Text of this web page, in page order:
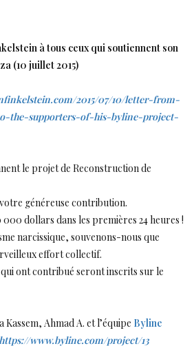
à tous ceux qui soutiennent son
(10 juillet 2015)
2015/07/10/letter-from-
the-supporters-of-his-byline-project-
le projet de Reconstruction de
généreuse contribution.
dollars dans les premières 24 heures !
narcissique, souvenons-nous que
effort collectif.
qui ont contribué seront inscrits sur le
Ahmad A. et l’équipe Byline
www.byline.com/project/13